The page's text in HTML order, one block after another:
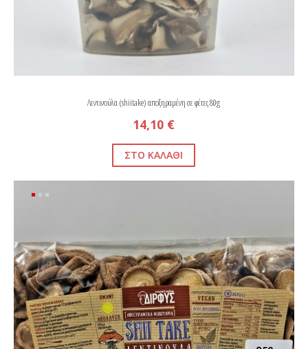
Λεντινούλα (shiitake) αποξηραμένη σε φέτες 80g
14,10 €